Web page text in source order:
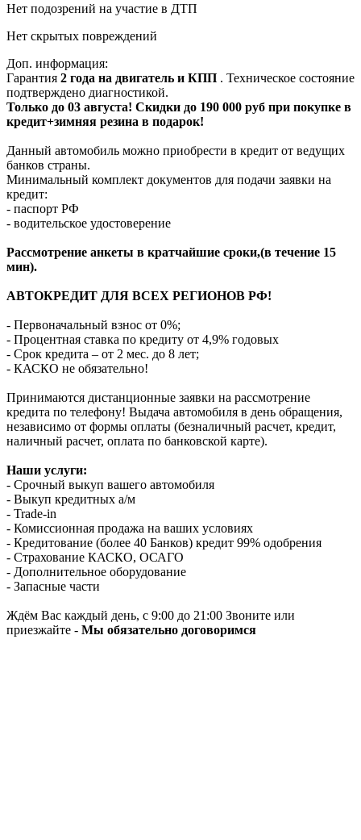
Нет подозрений на участие в ДТП
Нет скрытых повреждений
Доп. информация:
Гарантия 2 года на двигатель и КПП . Техническое состояние
подтверждено диагностикой.
Только до 03 августа! Скидки до 190 000 руб при покупке в
кредит+зимняя резина в подарок!
Данный автомобиль можно приобрести в кредит от ведущих
банков страны.
Минимальный комплект документов для подачи заявки на
кредит:
- паспорт РФ
- водительское удостоверение
Рассмотрение анкеты в кратчайшие сроки,(в течение 15
мин).
АВТОКРЕДИТ ДЛЯ ВСЕХ РЕГИОНОВ РФ!
- Первоначальный взнос от 0%;
- Процентная ставка по кредиту от 4,9% годовых
- Срок кредита – от 2 мес. до 8 лет;
- КАСКО не обязательно!
Принимаются дистанционные заявки на рассмотрение
кредита по телефону! Выдача автомобиля в день обращения,
независимо от формы оплаты (безналичный расчет, кредит,
наличный расчет, оплата по банковской карте).
Наши услуги:
- Срочный выкуп вашего автомобиля
- Выкуп кредитных а/м
- Trade-in
- Комиссионная продажа на ваших условиях
- Кредитование (более 40 Банков) кредит 99% одобрения
- Страхование КАСКО, ОСАГО
- Дополнительное оборудование
- Запасные части
Ждём Вас каждый день, с 9:00 до 21:00 Звоните или
приезжайте - Мы обязательно договоримся